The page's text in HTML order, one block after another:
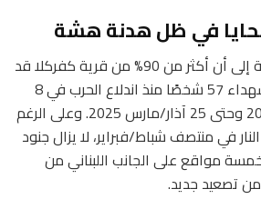
في ظل هدنة هشة
تشير الإحصاءات الرسمية إلى أن أكثر من 90% من قرية كفركلا قد
دُمّرت، فيما بلغ عدد الشهداء 57 شخصًا منذ اندلاع الحرب في 8
تشرين الأول/أكتوبر 2023 وحتى 25 آذار/مارس 2025. وعلى الرغم
في منتصف شباط/فبراير، لا يزال جنود
مواقع على الجانب اللبناني من
تصعيد جديد.